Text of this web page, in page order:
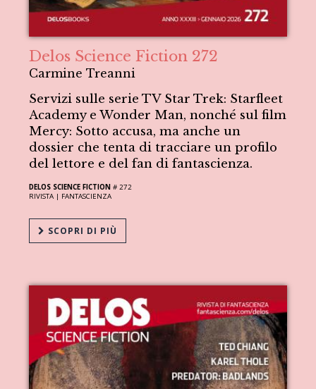
Delos Science Fiction 272
Carmine Treanni
Servizi sulle serie TV Star Trek: Starfleet
Academy e Wonder Man, nonché sul film
Mercy: Sotto accusa, ma anche un
dossier che tenta di tracciare un profilo
del lettore e del fan di fantascienza.
DELOS SCIENCE FICTION # 272
RIVISTA | FANTASCIENZA
SCOPRI DI PIÙ